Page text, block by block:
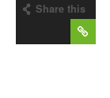
Share this